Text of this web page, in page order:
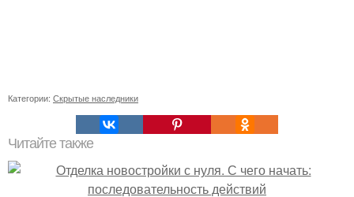
Категории: Скрытые наследники
Читайте также